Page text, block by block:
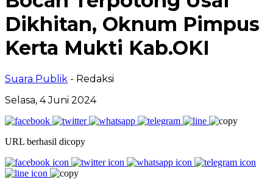
Dikhitan, Oknum Pimpus
Kerta Mukti Kab.OKI
Suara Publik - Redaksi
Selasa, 4 Juni 2024
URL berhasil dicopy